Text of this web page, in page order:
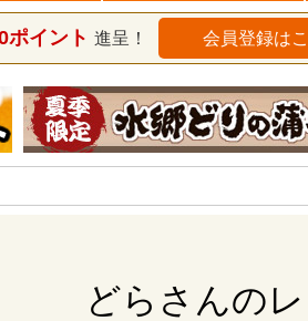
ポイント 進呈！ 会員登録は
どらさんの